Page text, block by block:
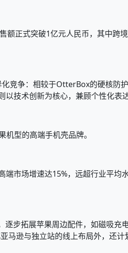
额正式突破1亿元人民币，其中跨
竞争：相较于OtterBox的硬核防护
以技术创新为核心，兼顾个性化表达
型的高端手机壳品牌。
市场增速达15%，远超行业平均
逐步拓展苹果周边配件，如磁吸充
马逊与独立站的线上布局外，还计